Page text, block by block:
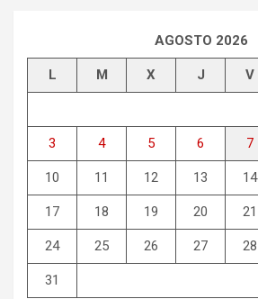
AGOSTO 2026
L M X J V
3 4 5 6 7
10 11 12 13 14
17 18 19 20 21
24 25 26 27 28
31